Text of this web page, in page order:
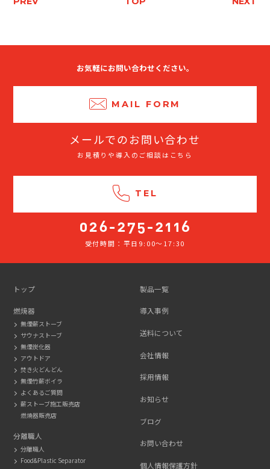
お気軽にお問い合わせください。
MAIL FORM
メールでのお問い合わせ
お見積りや導入のご相談はこちら
TEL
受付時間：平日9:00～17:30
トップ
燃焼器
無煙薪ストーブ
サウナストーブ
無煙炭化器
アウトドア
焚き火どんどん
無煙竹薪ボイラ
よくあるご質問
薪ストーブ施工販売店
燃焼器販売店
分離職人
分離職人
Food&Plastic Separator
製品一覧
導入事例
送料について
会社情報
採用情報
お知らせ
ブログ
お問い合わせ
個人情報保護方針